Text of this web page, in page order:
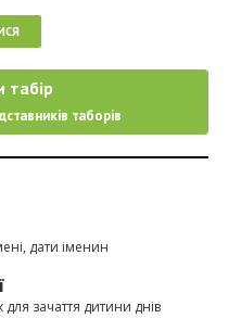
таборів
дати іменин
зачаття дитини днів